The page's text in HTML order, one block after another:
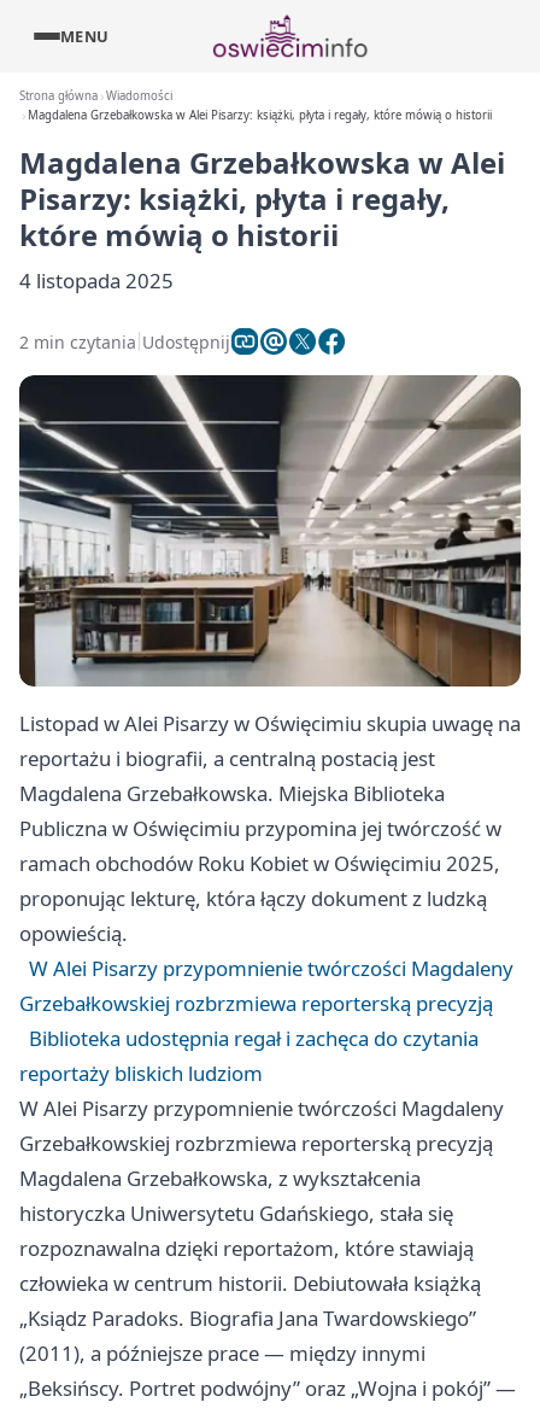
MENU
Strona główna Wiadomości
Magdalena Grzebałkowska w Alei Pisarzy: książki, płyta i regały, które mówią o historii
Magdalena Grzebałkowska w Alei
Pisarzy: książki, płyta i regały,
które mówią o historii
4 listopada 2025
2 min czytania Udostępnij
Listopad w Alei Pisarzy w Oświęcimiu skupia uwagę na
reportażu i biografii, a centralną postacią jest
Magdalena Grzebałkowska. Miejska Biblioteka
Publiczna w Oświęcimiu przypomina jej twórczość w
ramach obchodów Roku Kobiet w Oświęcimiu 2025,
proponując lekturę, która łączy dokument z ludzką
opowieścią.
W Alei Pisarzy przypomnienie twórczości Magdaleny
Grzebałkowskiej rozbrzmiewa reporterską precyzją
Biblioteka udostępnia regał i zachęca do czytania
reportaży bliskich ludziom
W Alei Pisarzy przypomnienie twórczości Magdaleny
Grzebałkowskiej rozbrzmiewa reporterską precyzją
Magdalena Grzebałkowska, z wykształcenia
historyczka Uniwersytetu Gdańskiego, stała się
rozpoznawalna dzięki reportażom, które stawiają
człowieka w centrum historii. Debiutowała książką
„Ksiądz Paradoks. Biografia Jana Twardowskiego”
(2011), a późniejsze prace — między innymi
„Beksińscy. Portret podwójny” oraz „Wojna i pokój” —